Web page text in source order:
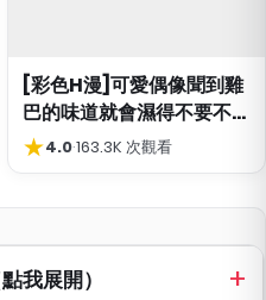
[彩色H漫]可愛偶像聞到雞
巴的味道就會濕得不要不要
的
★4.0·163.3K 次觀看
我展開）